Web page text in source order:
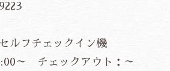
ルフチェックイン機
～ チェックアウト：～